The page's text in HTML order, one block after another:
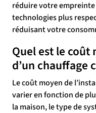
réduire votre
technologies plus
réduisant votre
Quel est le coût
d’un chauffage
Le coût moyen de
varier en fonction de
la maison, le type de